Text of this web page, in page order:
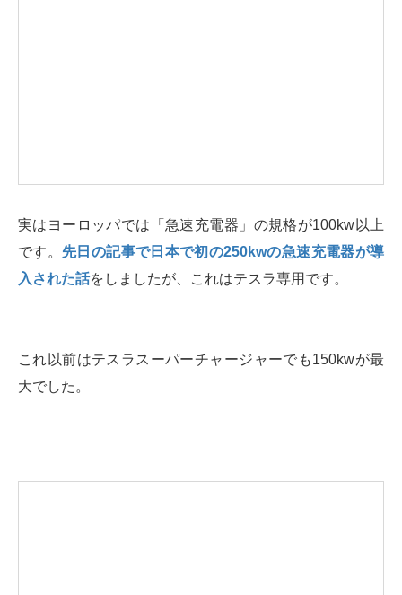
実はヨーロッパでは「急速充電器」の規格が100kw以上
です。 先日の記事で日本で初の250kwの急速充電器が導
入された話をしましたが、これはテスラ専用です。
これ以前はテスラスーパーチャージャーでも150kwが最
大でした。